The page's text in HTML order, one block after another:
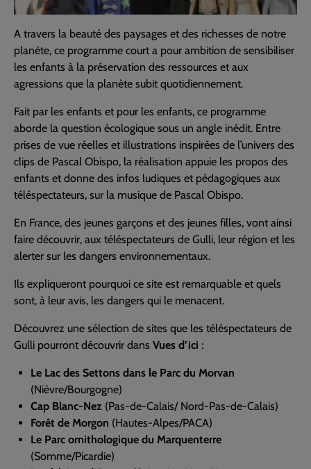
A travers la beauté des paysages et des richesses de notre
planète, ce programme court a pour ambition de sensibiliser
les enfants à la préservation des ressources et aux
agressions que la planète subit quotidiennement.
Fait par les enfants et pour les enfants, ce programme
aborde la question écologique sous un angle inédit. Entre
prises de vue réelles et illustrations inspirées de l’univers des
clips de Pascal Obispo, la réalisation appuie les propos des
enfants et donne des infos ludiques et pédagogiques aux
téléspectateurs, sur la musique de Pascal Obispo.
En France, des jeunes garçons et des jeunes filles, vont ainsi
faire découvrir, aux téléspectateurs de Gulli, leur région et les
alerter sur les dangers environnementaux.
Ils expliqueront pourquoi ce site est remarquable et quels
sont, à leur avis, les dangers qui le menacent.
Découvrez une sélection de sites que les téléspectateurs de
Gulli pourront découvrir dans Vues d’ici :
Le Lac des Settons dans le Parc du Morvan
(Nièvre/Bourgogne)
Cap Blanc-Nez (Pas-de-Calais/ Nord-Pas-de-Calais)
Forêt de Morgon (Hautes-Alpes/PACA)
Le Parc ornithologique du Marquenterre
(Somme/Picardie)